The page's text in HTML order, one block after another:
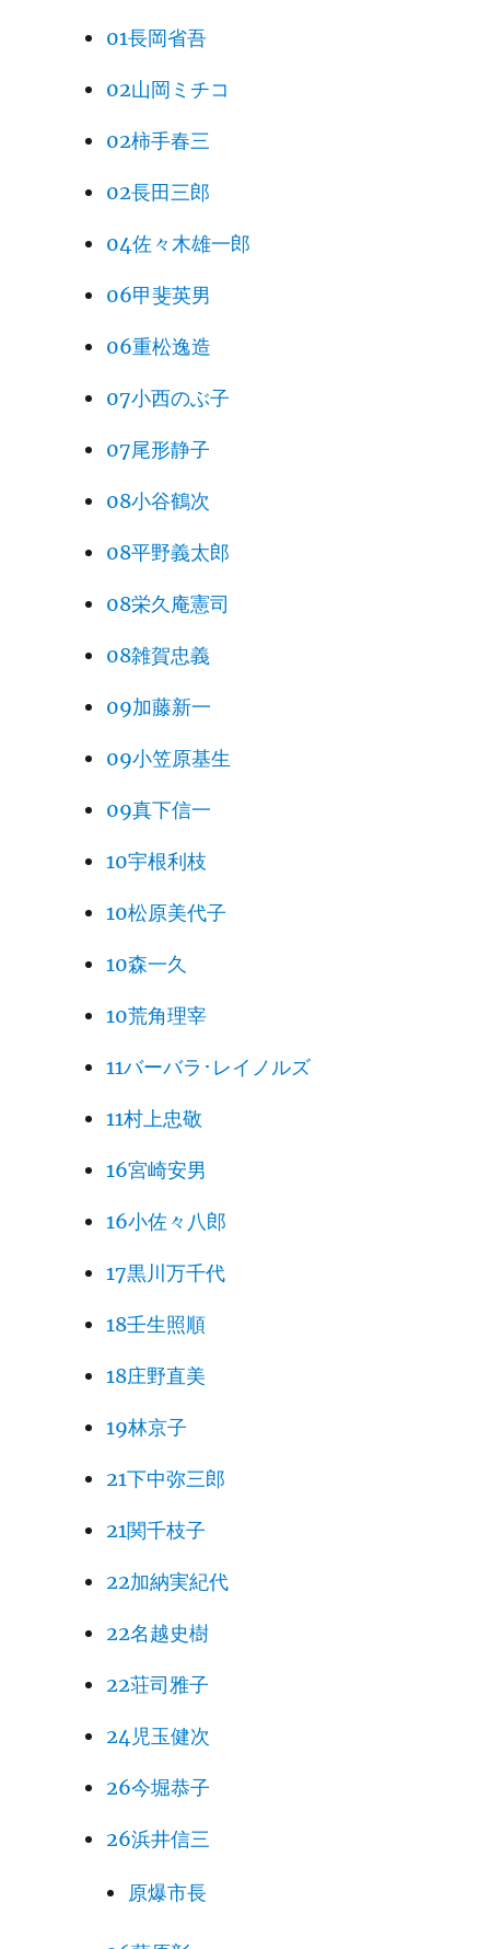
01長岡省吾
02山岡ミチコ
02柿手春三
02長田三郎
04佐々木雄一郎
06甲斐英男
06重松逸造
07小西のぶ子
07尾形静子
08小谷鶴次
08平野義太郎
08栄久庵憲司
08雑賀忠義
09加藤新一
09小笠原基生
09真下信一
10宇根利枝
10松原美代子
10森一久
10荒角理宰
11バーバラ･レイノルズ
11村上忠敬
16宮崎安男
16小佐々八郎
17黒川万千代
18壬生照順
18庄野直美
19林京子
21下中弥三郎
21関千枝子
22加納実紀代
22名越史樹
22荘司雅子
24児玉健次
26今堀恭子
26浜井信三
原爆市長